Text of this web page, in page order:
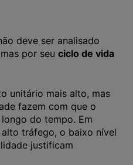
deve ser analisado
por seu ciclo de vida
unitário mais alto, mas
fazem com que o
do tempo. Em
tráfego, o baixo nível
justificam